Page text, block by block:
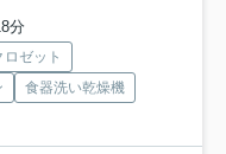
分
ゼット
食器洗い乾燥機